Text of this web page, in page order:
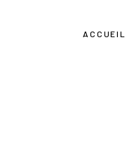
ACCUEIL